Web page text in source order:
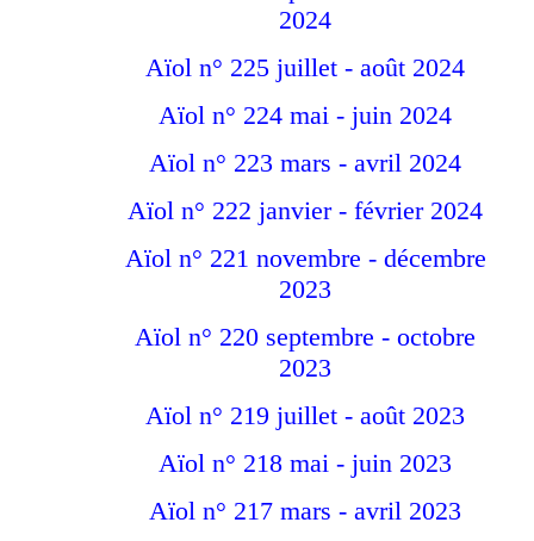
2024
Aïol n° 225 juillet - août 2024
Aïol n° 224 mai - juin 2024
Aïol n° 223 mars - avril 2024
Aïol n° 222 janvier - février 2024
Aïol n° 221 novembre - décembre
2023
Aïol n° 220 septembre - octobre
2023
Aïol n° 219 juillet - août 2023
Aïol n° 218 mai - juin 2023
Aïol n° 217 mars - avril 2023